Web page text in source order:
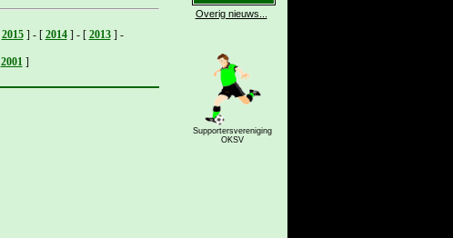
2015]- [ 2014]- [ 2013]-
2001 ]
Overig nieuws...
Supportersvereniging
OKSV